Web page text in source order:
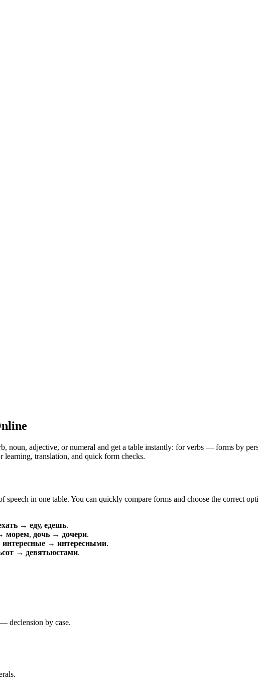
noun, adjective, or numeral and get a table instantly: for verbs — forms by
learning, translation, and quick form checks.
in one table. You can quickly compare forms and choose the correct
→ еду, едешь.
морем, дочь → дочери.
интересные → интересными.
→ девятьюстами.
declension by case.